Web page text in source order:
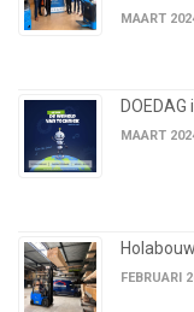
MAART
MAART
FEBRUARI